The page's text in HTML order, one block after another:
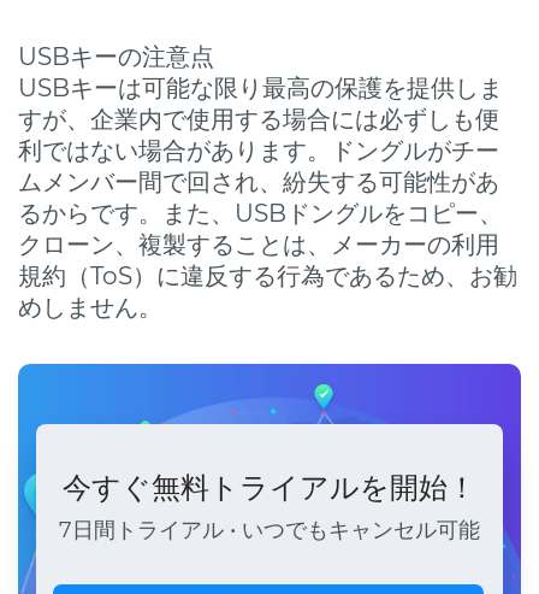
USBキーの注意点
USBキーは可能な限り最高の保護を提供しま
すが、企業内で使用する場合には必ずしも便
利ではない場合があります。ドングルがチー
ムメンバー間で回され、紛失する可能性があ
るからです。また、USBドングルをコピー、
クローン、複製することは、メーカーの利用
規約（ToS）に違反する行為であるため、お勧
めしません。
今すぐ無料トライアルを開始！
7日間トライアル • いつでもキャンセル可能